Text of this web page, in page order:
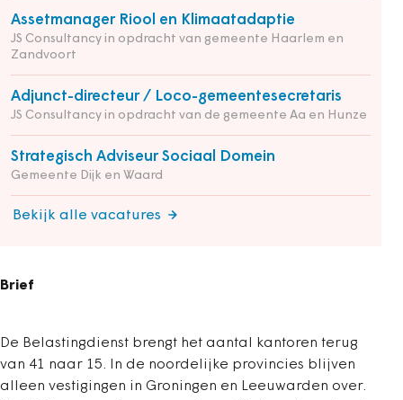
Assetmanager Riool en Klimaatadaptie
JS Consultancy in opdracht van gemeente Haarlem en
Zandvoort
Adjunct-directeur / Loco-gemeentesecretaris
JS Consultancy in opdracht van de gemeente Aa en Hunze
Strategisch Adviseur Sociaal Domein
Gemeente Dijk en Waard
Bekijk alle vacatures
Brief
De Belastingdienst brengt het aantal kantoren terug
van 41 naar 15. In de noordelijke provincies blijven
alleen vestigingen in Groningen en Leeuwarden over.